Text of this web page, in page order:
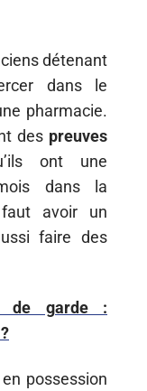
détenant
dans le
pharmacie.
des preuves
ont une
dans la
avoir un
faire des
de garde :
possession